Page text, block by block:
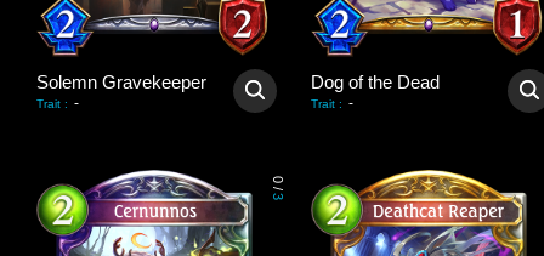
Solemn Gravekeeper
Trait : -
Dog of the Dead
Trait : -
0
/
3